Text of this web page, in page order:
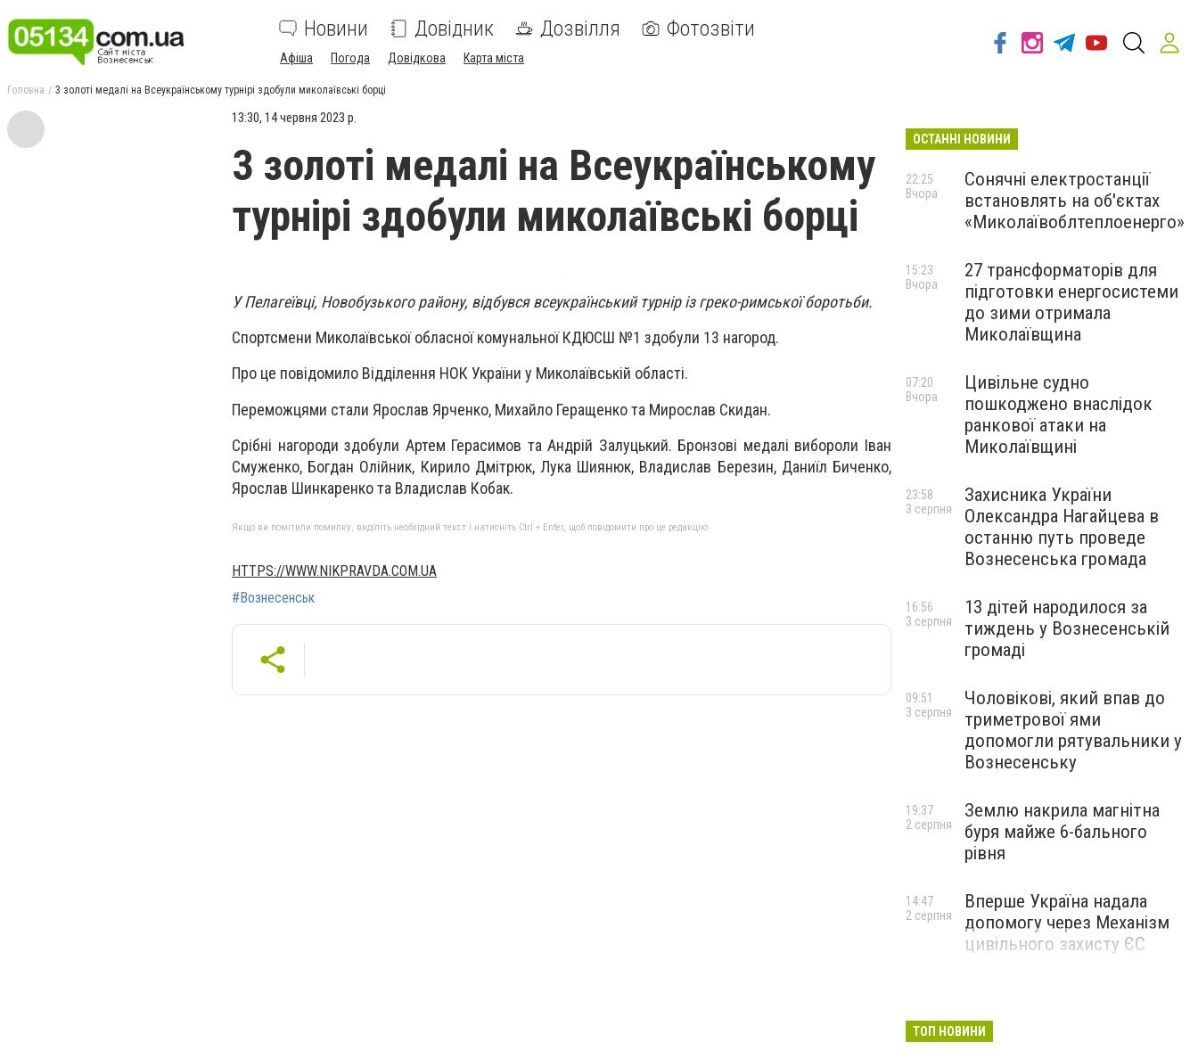
Новини Довідник Дозвілля Фотозвіти
Афіша Погода Довідкова Карта міста
Головна 3 золоті медалі на Всеукраїнському турнірі здобули миколаївські борці
13:30, 14 червня 2023 р.
3 золоті медалі на Всеукраїнському
турнірі здобули миколаївські борці
У Пелагеївці, Новобузького району, відбувся всеукраїнський турнір із греко-римської боротьби.
Спортсмени Миколаївської обласної комунальної КДЮСШ №1 здобули 13 нагород.
Про це повідомило Відділення НОК України у Миколаївській області.
Переможцями стали Ярослав Ярченко, Михайло Геращенко та Мирослав Скидан.
Срібні нагороди здобули Артем Герасимов та Андрій Залуцький. Бронзові медалі вибороли Іван
Смуженко, Богдан Олійник, Кирило Дмітрюк, Лука Шиянюк, Владислав Березин, Даниїл Биченко,
Ярослав Шинкаренко та Владислав Кобак.
Якщо ви помітили помилку, виділіть необхідний текст і натисніть Ctrl + Enter, щоб повідомити про це редакцію
HTTPS://WWW.NIKPRAVDA.COM.UA
#Вознесенськ
ОСТАННІ НОВИНИ
Сонячні електростанції
встановлять на об'єктах
«Миколаївоблтеплоенерго»
22:25
Вчора
27 трансформаторів для
підготовки енергосистеми
до зими отримала
Миколаївщина
15:23
Вчора
Цивільне судно
пошкоджено внаслідок
ранкової атаки на
Миколаївщині
07:20
Вчора
Захисника України
Олександра Нагайцева в
останню путь проведе
Вознесенська громада
23:58
3 серпня
13 дітей народилося за
тиждень у Вознесенській
громаді
16:56
3 серпня
Чоловікові, який впав до
триметрової ями
допомогли рятувальники у
Вознесенську
09:51
3 серпня
Землю накрила магнітна
буря майже 6-бального
рівня
19:37
2 серпня
Вперше Україна надала
допомогу через Механізм
цивільного захисту ЄС
14:47
2 серпня
ТОП НОВИНИ